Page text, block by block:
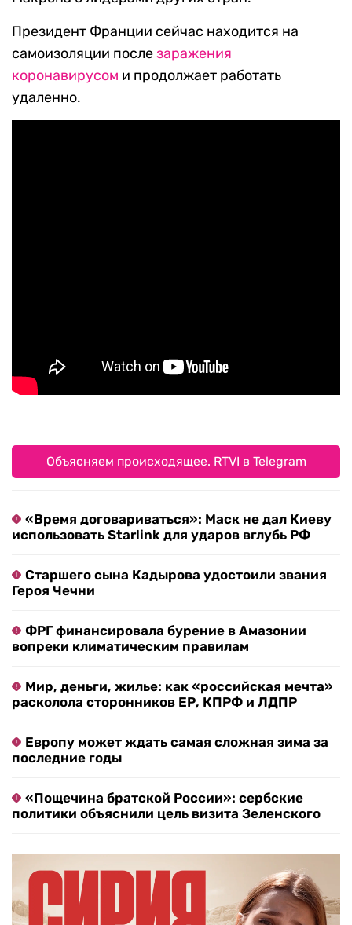
Президент Франции сейчас находится на
самоизоляции послезаражения
коронавирусом и продолжает работать
удаленно.
Объясняем происходящее. RTVI в Telegram
«Время договариваться»: Маск не дал Киеву
использовать Starlink для ударов вглубь РФ
Старшего сына Кадырова удостоили звания
Героя Чечни
ФРГ финансировала бурение в Амазонии
вопреки климатическим правилам
Мир, деньги, жилье: как «российская мечта»
расколола сторонников ЕР, КПРФ и ЛДПР
Европу может ждать самая сложная зима за
последние годы
«Пощечина братской России»: сербские
политики объяснили цель визита Зеленского